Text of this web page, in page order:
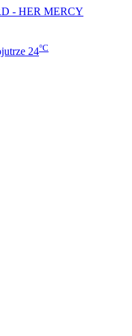
- HER MERCY
24°C